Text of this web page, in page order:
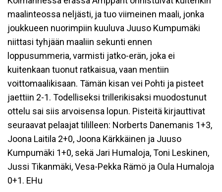
maalinteossa neljästi, ja tuo viimeinen maali, jonka
joukkueen nuorimpiin kuuluva Juuso Kumpumäki
niittasi tyhjään maaliin sekunti ennen
loppusummeria, varmisti jatko-erän, joka ei
kuitenkaan tuonut ratkaisua, vaan mentiin
voittomaalikisaan. Tämän kisan vei Pohti ja pisteet
jaettiin 2-1. Todelliseksi trillerikisaksi muodostunut
ottelu sai siis arvoisensa lopun. Pisteitä kirjauttivat
seuraavat pelaajat tililleen: Norberts Danemanis 1+3,
Joona Laitila 2+0, Joona Kärkkäinen ja Juuso
Kumpumäki 1+0, sekä Jari Humaloja, Toni Leskinen,
Jussi Tikanmäki, Vesa-Pekka Rämö ja Oula Humaloja
0+1. EHu